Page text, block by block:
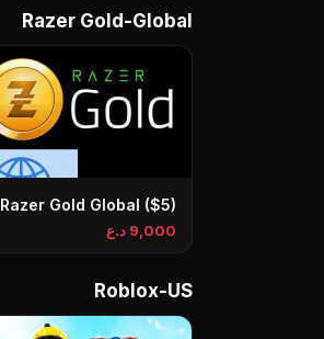
Razer Gold-Global
Razer Gold Global ($5)
9,000 د.ع
Roblox-US